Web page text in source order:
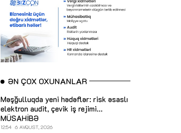
ƏN ÇOX OXUNANLAR
Məşğulluqda yeni hədəflər: risk əsaslı
elektron audit, çevik iş rejimi...
MÜSAHİBƏ
12:54 6 AVQUST, 2026